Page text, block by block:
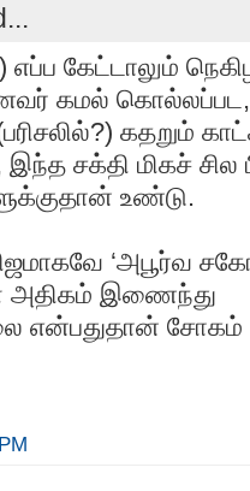
கேட்டாலும்
கமல்
கதறும்
இந்த சக்தி மிகச்
உண்டு.
‘அபூர்வ
அதிகம் இணைந்து
என்பதுதான் சோகம்